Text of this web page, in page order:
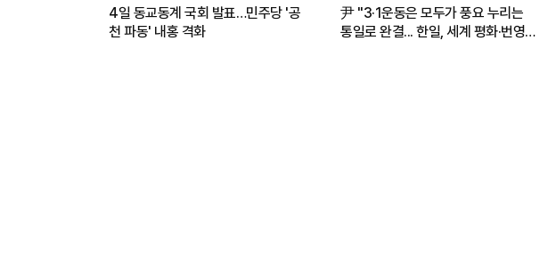
4일 동교동계 국회 발표…민주당 '공
천 파동' 내홍 격화
尹 "3·1운동은 모두가 풍요 누리는
통일로 완결... 한일, 세계 평화·번영